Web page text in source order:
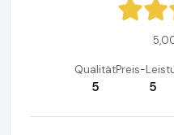
Qualität
5
Preis-
5